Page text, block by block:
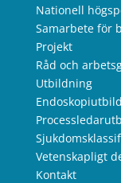
Nationell
Samarbete för
Projekt
Råd och
Utbildning
Vetenskapligt
Kontakt